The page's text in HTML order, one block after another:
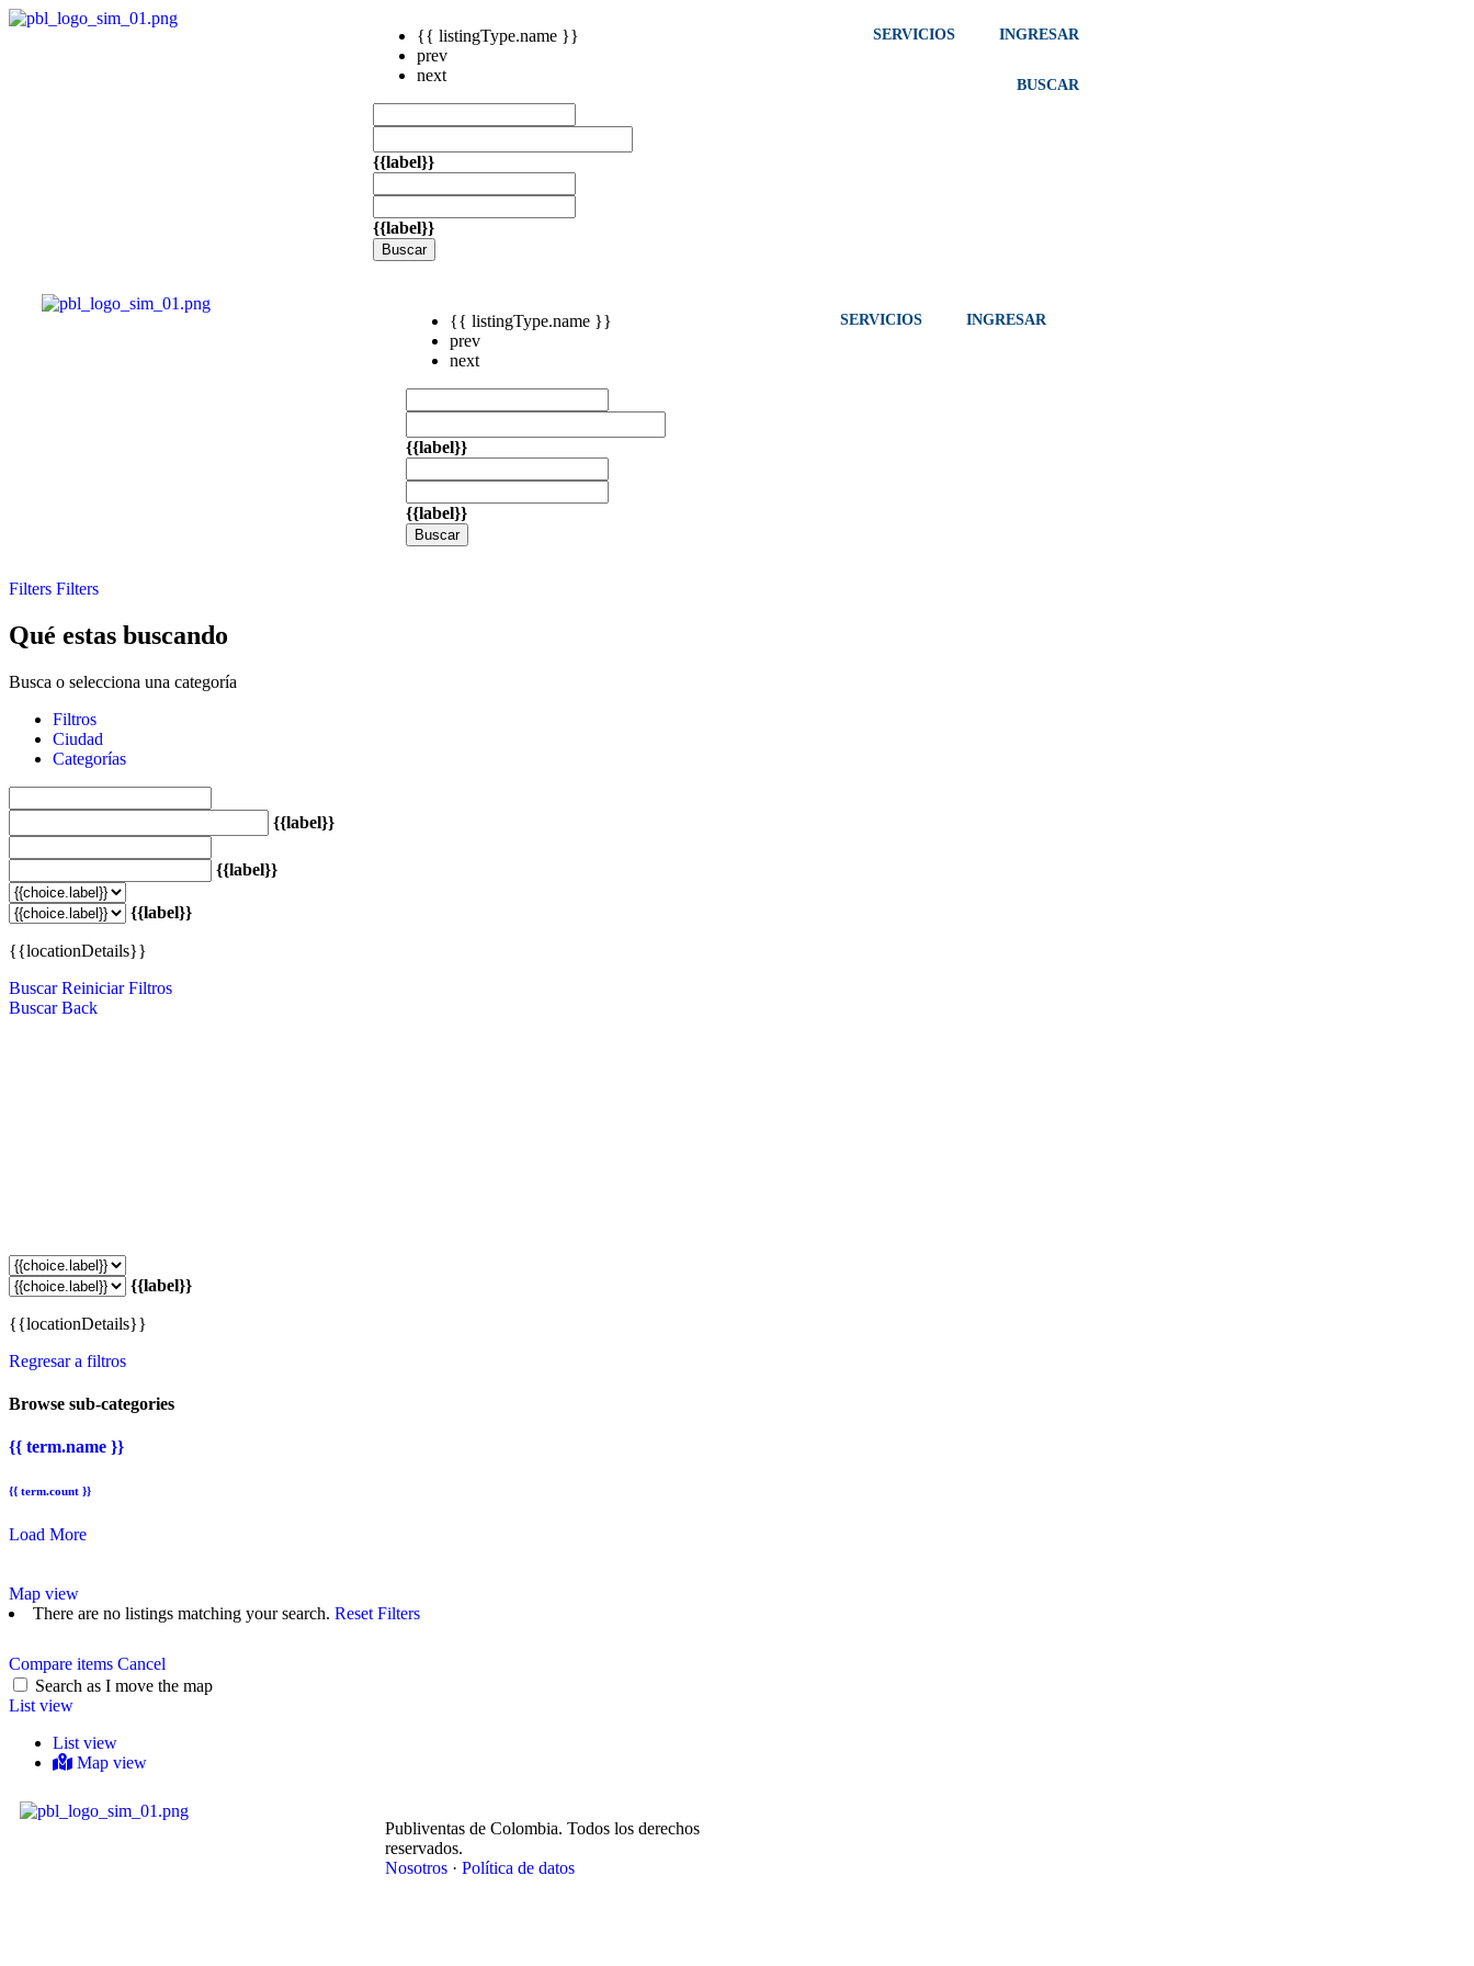
{{ listingType.name }}
prev
next
{{label}}
{{label}}
Buscar
SERVICIOS INGRESAR
BUSCAR
{{ listingType.name }}
prev
next
{{label}}
{{label}}
Buscar
SERVICIOS INGRESAR
Filters Filters
Qué estas buscando
Busca o selecciona una categoría
Filtros
Ciudad
Categorías
{{label}}
{{label}}
{{label}}
{{locationDetails}}
Buscar Reiniciar Filtros
Buscar Back
{{label}}
{{locationDetails}}
Regresar a filtros
Browse sub-categories
{{ term.name }}
{{ term.count }}
Load More
Map view
There are no listings matching your search. Reset Filters
Compare items Cancel
Search as I move the map
List view
List view
Map view
Publiventas de Colombia. Todos los derechos
reservados.
Nosotros ·Política de datos